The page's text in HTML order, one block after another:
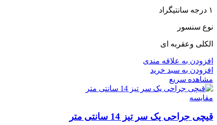
۱ درجه سانتیگراد
نوع سنسور
الکلی وعقربه ای
افزودن به علاقه مندی
افزودن به سبد خرید
مشاهده سریع
مقایسه
قیچی جراحی یک سر تیز 14 سانتی متر